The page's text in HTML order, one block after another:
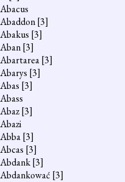
Abacus
Abaddon[3]
Abakus [3]
Aban[3]
Abartarea[3]
Abarys [3]
Abas [3]
Abass
Abaz[3]
Abazi
Abba[3]
Abcas [3]
Abdank[3]
Abdankować [3]